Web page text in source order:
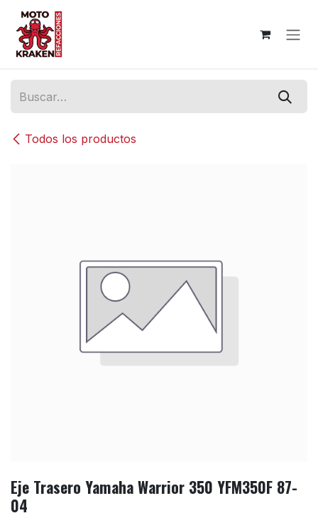
Ir al contenido
Todos los productos
Eje Trasero Yamaha Warrior 350 YFM350F 87-
04